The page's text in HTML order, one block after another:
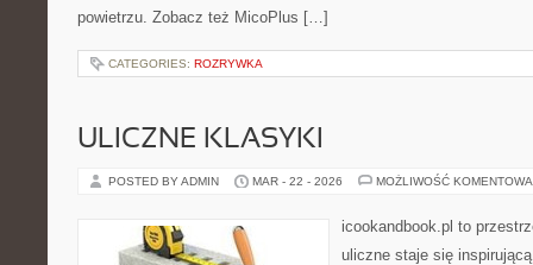
powietrzu. Zobacz też MicoPlus […]
CATEGORIES: ROZRYWKA
ULICZNE KLASYKI
POSTED BY ADMIN MAR - 22 - 2026 MOŻLIWOŚĆ
icookandbook.pl to
uliczne staje się